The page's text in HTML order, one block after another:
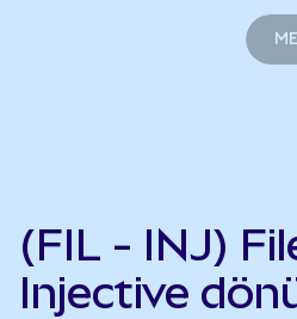
(FIL - INJ)
Injective